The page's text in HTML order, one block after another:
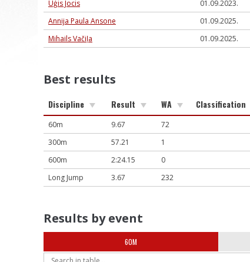
Uģis Jocis 01.09.2023.
Annija Paula Ansone
01.09.2025.
Mihails Vačiļa
01.09.2025.
Best results
Discipline Result WA Classification
60m 9.67 72
300m
57.21 1
600m
2:24.15 0
Long Jump
3.67 232
Results by event
60M